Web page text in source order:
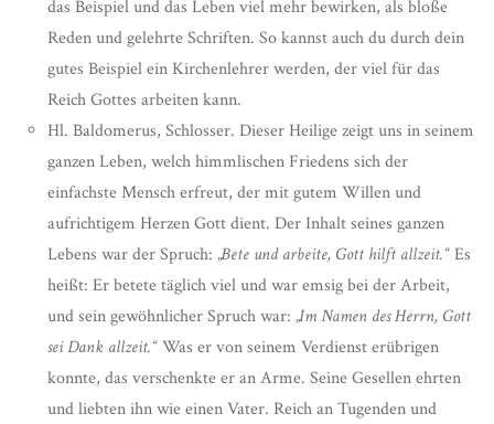
das Beispiel und das Leben viel mehr bewirken, als bloße
Reden und gelehrte Schriften. So kannst auch du durch dein
gutes Beispiel ein Kirchenlehrer werden, der viel für das
Reich Gottes arbeiten kann.
Hl. Baldomerus, Schlosser. Dieser Heilige zeigt uns in seinem
ganzen Leben, welch himmlischen Friedens sich der
einfachste Mensch erfreut, der mit gutem Willen und
aufrichtigem Herzen Gott dient. Der Inhalt seines ganzen
Lebens war der Spruch:„Bete und arbeite, Gott hilft allzeit.“Es
heißt: Er betete täglich viel und war emsig bei der Arbeit,
und sein gewöhnlicher Spruch war:„Im Namen des Herrn, Gott
sei Dank allzeit.“Was er von seinem Verdienst erübrigen
konnte, das verschenkte er an Arme. Seine Gesellen ehrten
und liebten ihn wie einen Vater. Reich an Tugenden und